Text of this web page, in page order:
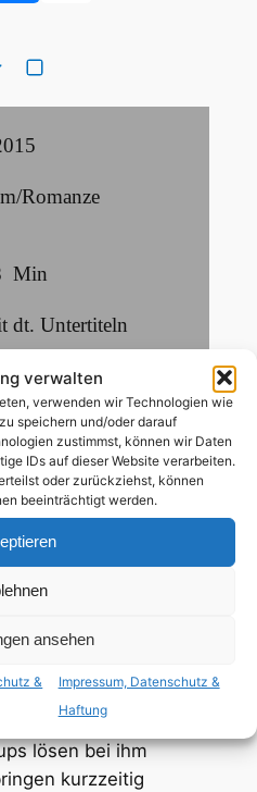
verwalten
verwenden wir Technologien wie
speichern und/oder darauf
zustimmst, können wir Daten
IDs auf dieser Website verarbeiten.
oder zurückziehst, können
beeinträchtigt werden.
ansehen
&
Impressum, Datenschutz &
Haftung
Romanze
Min
dt. Untertiteln
Jahren
Hauptrolle
Squires) arbeitet
auf der Suche nach
seinem Leben. Die
in der er sich
ans Meer und
mit
lösen bei ihm
kurzzeitig